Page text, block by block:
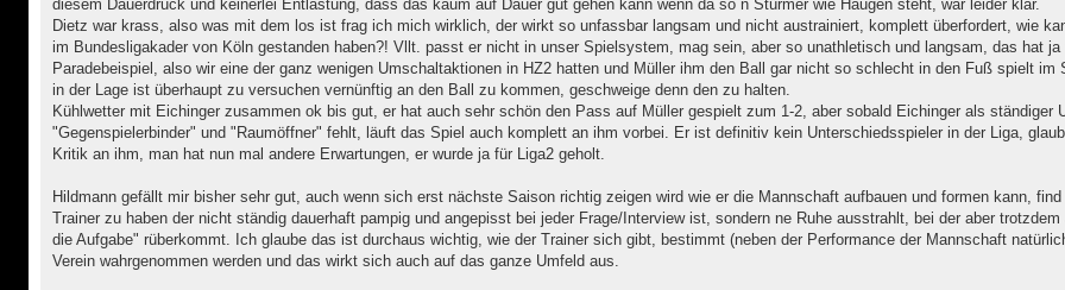
diesem Dauerdruck und keinerlei Entlastung, dass das kaum auf Dauer gut gehen kann wenn da so n Stürmer wie Haugen steht, war leider klar.
Dietz war krass, also was mit dem los ist frag ich mich wirklich, der wirkt so unfassbar langsam und nicht austrainiert, komplett überfordert, wie
im Bundesligakader von Köln gestanden haben?! Vllt. passt er nicht in unser Spielsystem, mag sein, aber so unathletisch und langsam, das hat
Paradebeispiel, also wir eine der ganz wenigen Umschaltaktionen in HZ2 hatten und Müller ihm den Ball gar nicht so schlecht in den Fuß spielt im
in der Lage ist überhaupt zu versuchen vernünftig an den Ball zu kommen, geschweige denn den zu halten.
Kühlwetter mit Eichinger zusammen ok bis gut, er hat auch sehr schön den Pass auf Müller gespielt zum 1-2, aber sobald Eichinger als ständiger
"Gegenspielerbinder" und "Raumöffner" fehlt, läuft das Spiel auch komplett an ihm vorbei. Er ist definitiv kein Unterschiedsspieler in der Liga,
Kritik an ihm, man hat nun mal andere Erwartungen, er wurde ja für Liga2 geholt.
Hildmann gefällt mir bisher sehr gut, auch wenn sich erst nächste Saison richtig zeigen wird wie er die Mannschaft aufbauen und formen kann,
Trainer zu haben der nicht ständig dauerhaft pampig und angepisst bei jeder Frage/Interview ist, sondern ne Ruhe ausstrahlt, bei der aber
die Aufgabe" rüberkommt. Ich glaube das ist durchaus wichtig, wie der Trainer sich gibt, bestimmt (neben der Performance der Mannschaft
Verein wahrgenommen werden und das wirkt sich auch auf das ganze Umfeld aus.